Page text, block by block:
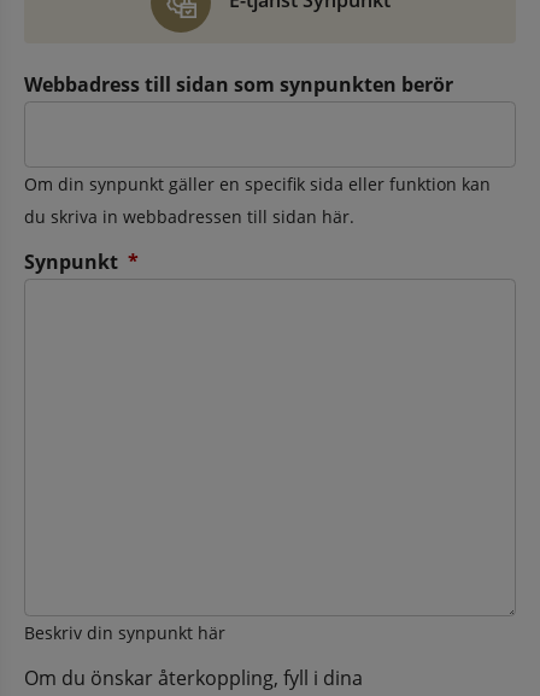
Webbadress till sidan som synpunkten berör
Om din synpunkt gäller en specifik sida eller funktion kan
du skriva in webbadressen till sidan här.
Synpunkt *
Beskriv din synpunkt här
Om du önskar återkoppling, fyll i dina